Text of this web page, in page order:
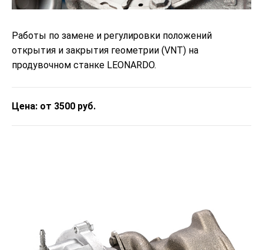
Работы по замене и регулировки положений
открытия и закрытия геометрии (VNT) на
продувочном станке LEONARDO.
Цена: от 3500 руб.